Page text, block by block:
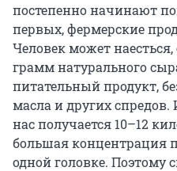
постепенно начинают
первых, фермерские
Человек может наесться,
грамм натурального
питательный продукт,
масла и других спредов.
нас получается 10–12
большая концентрация
одной головке. Поэтому